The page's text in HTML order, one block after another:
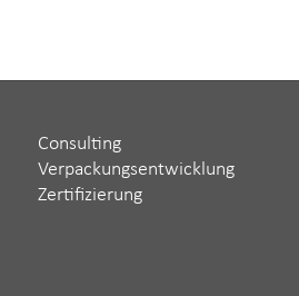
Consulting
Verpackungsentwicklung
Zertifizierung